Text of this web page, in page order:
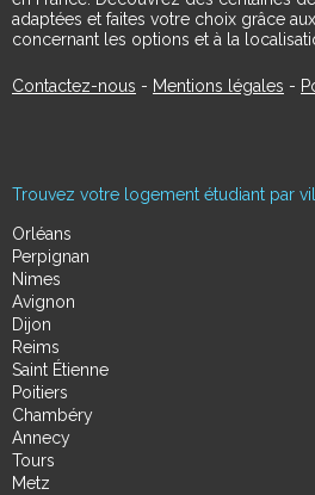
adaptées et faites votre choix grâce
concernant les options et à la
Contactez-nous - Mentions légales -
Trouvez votre logement étudiant par
Orléans
Perpignan
Nimes
Avignon
Dijon
Reims
Saint Étienne
Poitiers
Chambéry
Annecy
Tours
Metz